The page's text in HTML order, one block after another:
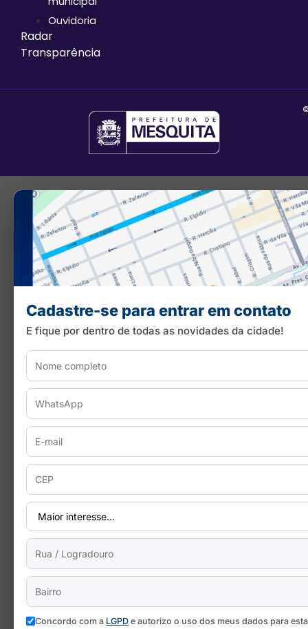
Ouvidoria
Radar
Transparência
Cadastre-se para entrar em contato
E fique por dentro de todas as novidades da cidade!
Concordo com a LGPD e autorizo o uso dos meus dados para